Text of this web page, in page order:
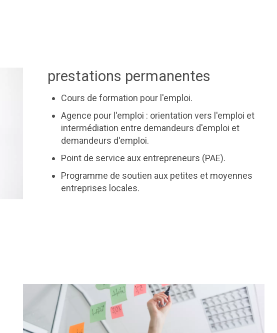
prestations permanentes
Cours de formation pour l'emploi.
Agence pour l'emploi : orientation vers l'emploi et
intermédiation entre demandeurs d'emploi et
demandeurs d'emploi.
Point de service aux entrepreneurs (PAE).
Programme de soutien aux petites et moyennes
entreprises locales.